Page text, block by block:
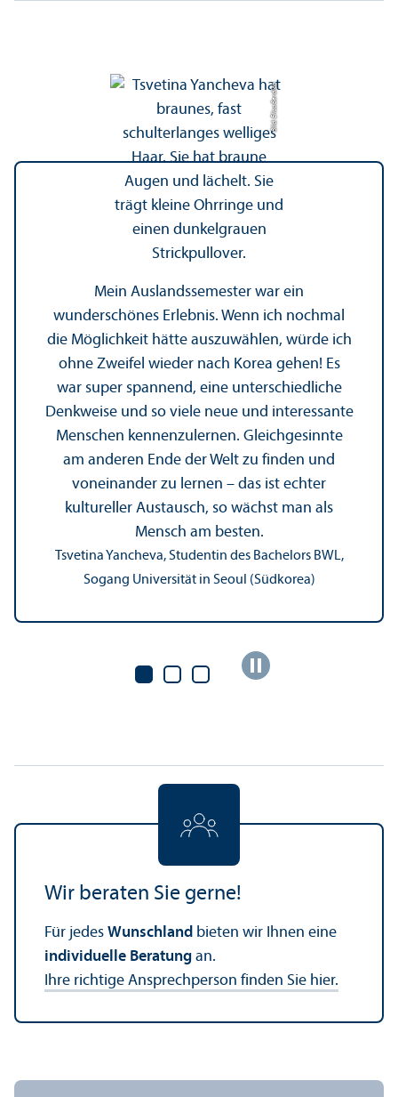
Bild: Elisa Berdica
Mein Auslands­semester war ein
wunderschönes Erlebnis. Wenn ich nochmal
die Möglichkeit hätte auszuwählen, würde ich
ohne Zweifel wieder nach Korea gehen! Es
war super spannend, eine unter­schiedliche
Denkweise und so viele neue und interessante
Menschen kennenzulernen. Gleich­gesinnte
am anderen Ende der Welt zu finden und
voneinander zu lernen – das ist echter
kultureller Austausch, so wächst man als
Mensch am besten.
Tsvetina Yancheva, Studentin des Bachelors BWL,
Sogang Universität in Seoul (Südkorea)
Wir beraten Sie gerne!
Für jedes Wunschland bieten wir Ihnen eine
individuelle Beratung an.
Ihre richtige Ansprechperson finden Sie hier.